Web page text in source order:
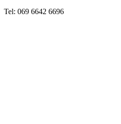
Tel: 069 6642 6696